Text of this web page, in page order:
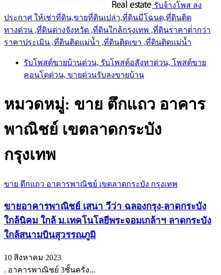
รับจ้างโพส ลง
ประกาศ ให้เช่าที่ดิน,ขายที่ดินเปล่า,ที่ดินมีโฉนด,ที่ดินติด
ทางด่วน ,ที่ดินต่างจังหวัด ,ที่ดินใกล้กรุงเทพ ,ที่ดินราคาต่ํากว่า
ราคาประเมิน ,ที่ดินติดแม่น้ำ ,ที่ดินติดเขา ,ที่ดินติดแม่น้ำ
รับโพสต์ขายบ้านด่วน, รับโพสต์อสังหาด่วน, โพสต์ขาย
คอนโดด่วน, ขายด่วนรับลงขายบ้าน
หมวดหมู่: ขาย ตึกแถว อาคาร
พาณิชย์ เขตลาดกระบัง
กรุงเทพ
ขาย ตึกแถว อาคารพาณิชย์ เขตลาดกระบัง กรุงเทพ
ขายอาคารพาณิชย์ เสนา วีว่า ฉลองกรุง-ลาดกระบัง
ใกล้นิคม ใกล้ ม.เทคโนโลยีพระจอมเกล้าฯ ลาดกระบัง
ใกล้สนามบินสุวรรณภูมิ
10 สิงหาคม 2023
. อาคารพาณิชย์ 3ชั้นครั่ง...